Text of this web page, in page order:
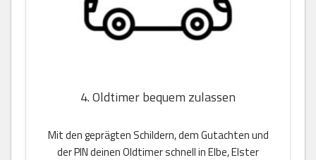
4. Oldtimer bequem zulassen
Mit den geprägten Schildern, dem Gutachten und
der PIN deinen Oldtimer schnell in Elbe, Elster